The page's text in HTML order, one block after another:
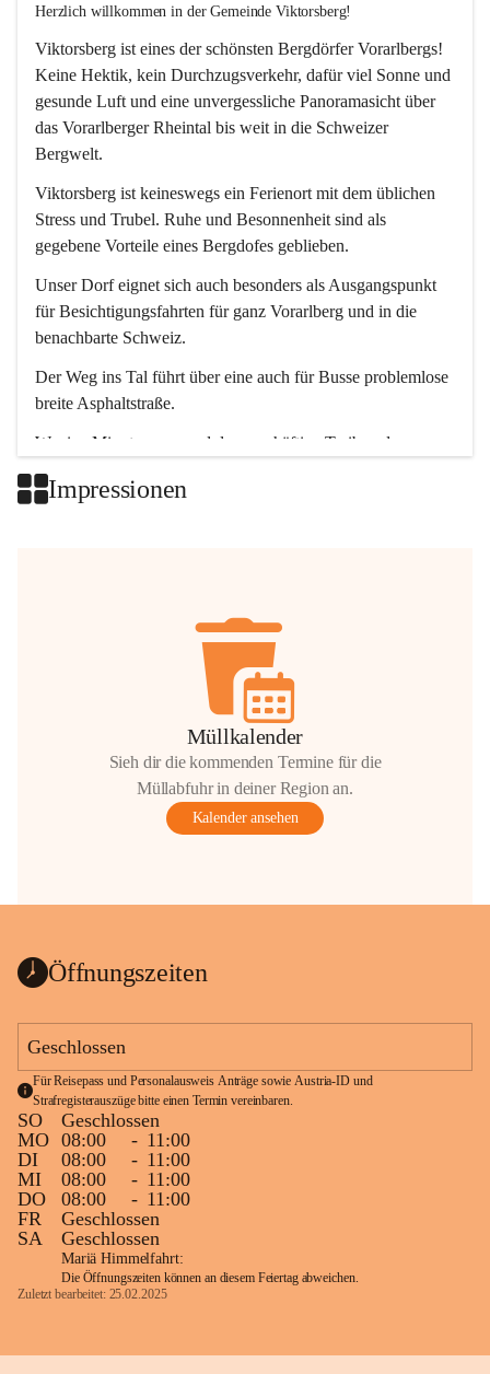
Herzlich willkommen in der Gemeinde Viktorsberg!
Viktorsberg ist eines der schönsten Bergdörfer Vorarlbergs!
Keine Hektik, kein Durchzugsverkehr, dafür viel Sonne und
gesunde Luft und eine unvergessliche Panoramasicht über
das Vorarlberger Rheintal bis weit in die Schweizer
Bergwelt.
Viktorsberg ist keineswegs ein Ferienort mit dem üblichen
Stress und Trubel. Ruhe und Besonnenheit sind als
gegebene Vorteile eines Bergdofes geblieben.
Unser Dorf eignet sich auch besonders als Ausgangspunkt
für Besichtigungsfahrten für ganz Vorarlberg und in die
benachbarte Schweiz.
Der Weg ins Tal führt über eine auch für Busse problemlose
breite Asphaltstraße.
Wenige Minuten nur, und das geschäftige Treiben der
Impressionen
Müllkalender
Sieh dir die kommenden Termine für die
Müllabfuhr in deiner Region an.
Kalender ansehen
Öffnungszeiten
Geschlossen
Für Reisepass und Personalausweis Anträge sowie Austria-ID und
Strafregisterauszüge bitte einen Termin vereinbaren.
SO
Geschlossen
MO 08:00 - 11:00
DI
08:00 - 11:00
MI
08:00 - 11:00
DO
08:00 - 11:00
FR
Geschlossen
SA
Geschlossen
Mariä Himmelfahrt:
Die Öffnungszeiten können an diesem Feiertag abweichen.
Zuletzt bearbeitet: 25.02.2025